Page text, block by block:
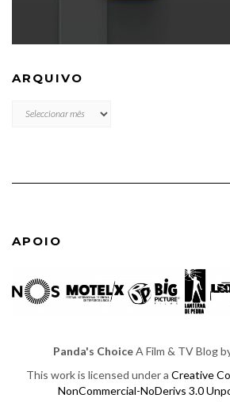
ARQUIVO
ARQUIVO
APOIO
Panda's ChoiceA Film & TV Blog
This work is licensed under a Creative
NonCommercial-NoDerivs 3.0